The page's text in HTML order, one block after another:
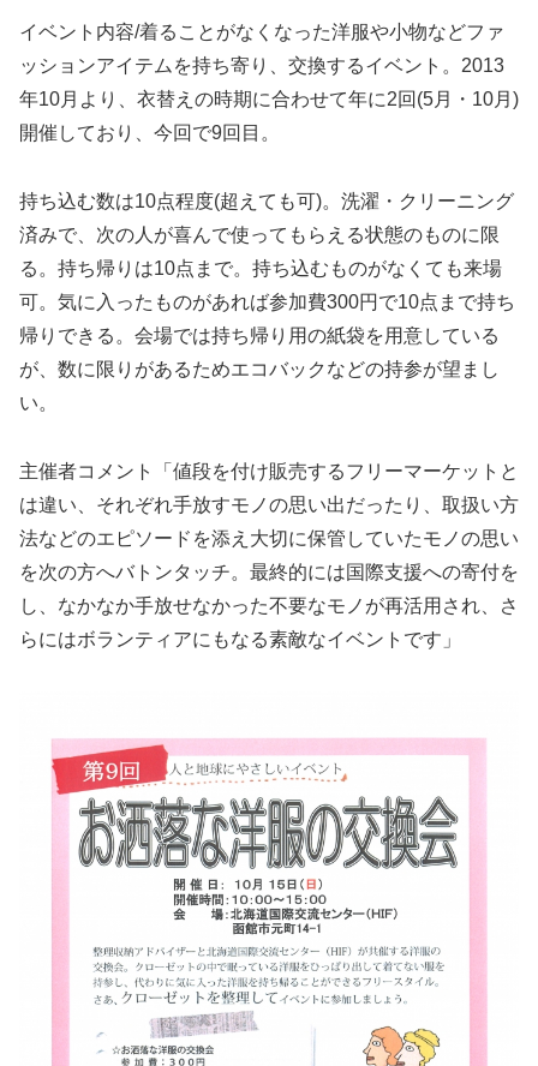
イベント内容/着ることがなくなった洋服や小物などファ
ッションアイテムを持ち寄り、交換するイベント。2013
年10月より、衣替えの時期に合わせて年に2回(5月・10月)
開催しており、今回で9回目。
持ち込む数は10点程度(超えても可)。洗濯・クリーニング
済みで、次の人が喜んで使ってもらえる状態のものに限
る。持ち帰りは10点まで。持ち込むものがなくても来場
可。気に入ったものがあれば参加費300円で10点まで持ち
帰りできる。会場では持ち帰り用の紙袋を用意している
が、数に限りがあるためエコバックなどの持参が望まし
い。
主催者コメント「値段を付け販売するフリーマーケットと
は違い、それぞれ手放すモノの思い出だったり、取扱い方
法などのエピソードを添え大切に保管していたモノの思い
を次の方へバトンタッチ。最終的には国際支援への寄付を
し、なかなか手放せなかった不要なモノが再活用され、さ
らにはボランティアにもなる素敵なイベントです」